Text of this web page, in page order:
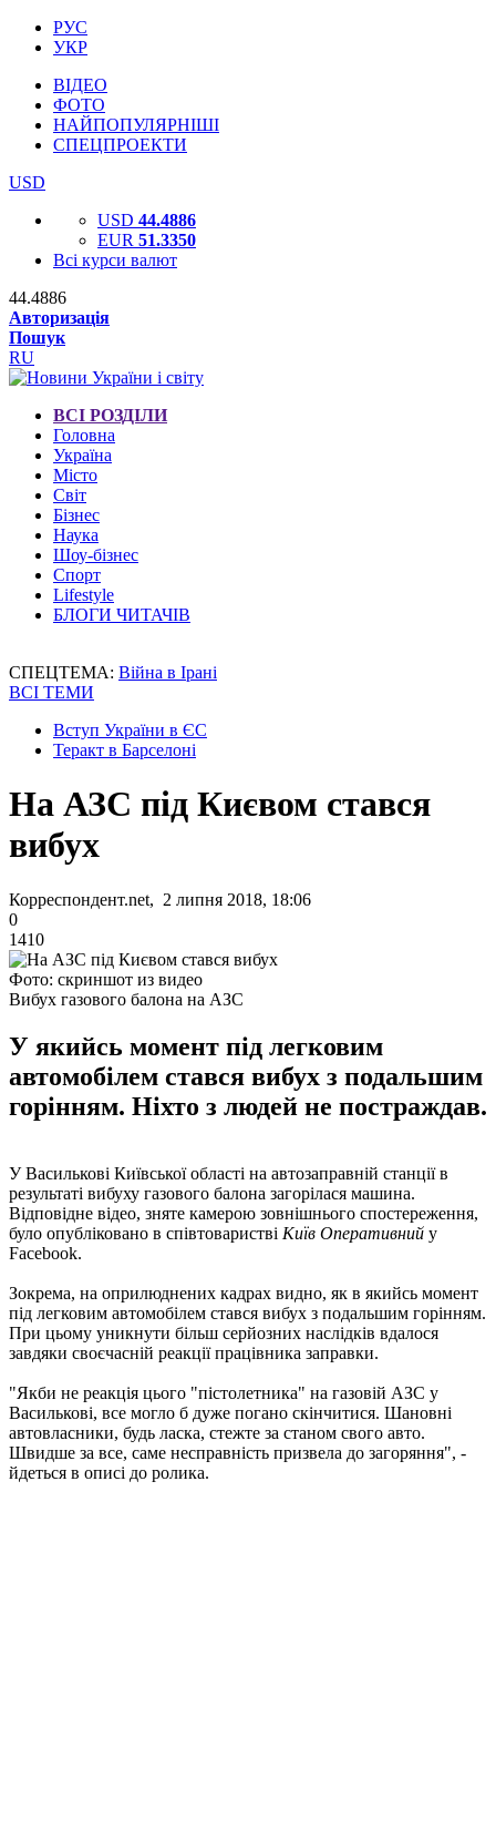
РУС
УКР
ВІДЕО
ФОТО
НАЙПОПУЛЯРНІШІ
СПЕЦПРОЕКТИ
USD
USD 44.4886
EUR 51.3350
Всі курси валют
44.4886
Авторизація
Пошук
RU
ВСІ РОЗДІЛИ
Головна
Україна
Місто
Світ
Бізнес
Наука
Шоу-бізнес
Спорт
Lifestyle
БЛОГИ ЧИТАЧІВ
СПЕЦТЕМА: Війна в Ірані
ВСІ ТЕМИ
Вступ України в ЄС
Теракт в Барселоні
На АЗС під Києвом стався
вибух
Корреспондент.net, 2 липня 2018, 18:06
0
1410
Фото: скриншот из видео
Вибух газового балона на АЗС
У якийсь момент під легковим
автомобілем стався вибух з подальшим
горінням. Ніхто з людей не постраждав.
У Василькові Київської області на автозаправній станції в
результаті вибуху газового балона загорілася машина.
Відповідне відео, зняте камерою зовнішнього спостереження,
було опубліковано в співтоваристві Київ Оперативний у
Facebook.
Зокрема, на оприлюднених кадрах видно, як в якийсь момент
під легковим автомобілем стався вибух з подальшим горінням.
При цьому уникнути більш серйозних наслідків вдалося
завдяки своєчасній реакції працівника заправки.
"Якби не реакція цього "пістолетника" на газовій АЗС у
Василькові, все могло б дуже погано скінчитися. Шановні
автовласники, будь ласка, стежте за станом свого авто.
Швидше за все, саме несправність призвела до загоряння", -
йдеться в описі до ролика.